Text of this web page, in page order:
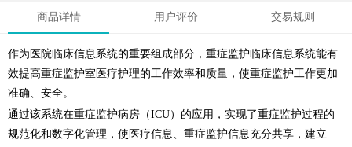
商品详情 用户评价 交易规则
作为医院临床信息系统的重要组成部分，重症监护临床信息系统能有
效提高重症监护室医疗护理的工作效率和质量，使重症监护工作更加
准确、安全。
通过该系统在重症监护病房（ICU）的应用，实现了重症监护过程的
规范化和数字化管理，使医疗信息、重症监护信息充分共享，建立